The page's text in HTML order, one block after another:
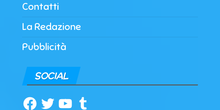
Contatti
La Redazione
Pubblicità
SOCIAL
Facebook
TwitterYouTubeTumblr